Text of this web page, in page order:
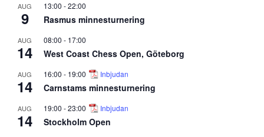
AUG
9
13:00 -22:00
Rasmus minnesturnering
AUG
14
08:00 - 17:00
West Coast Chess Open, Göteborg
AUG
14
16:00 - 19:00 Inbjudan
Carnstams minnesturnering
AUG
14
19:00 -23:00 Inbjudan
Stockholm Open